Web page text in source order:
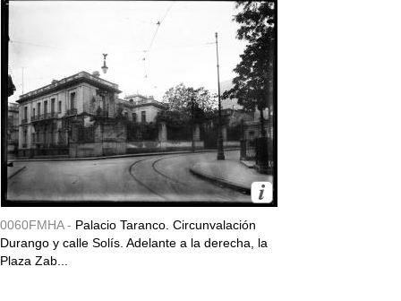
0060FMHA - Palacio Taranco. Circunvalación
Durango y calle Solís. Adelante a la derecha, la
Plaza Zab...